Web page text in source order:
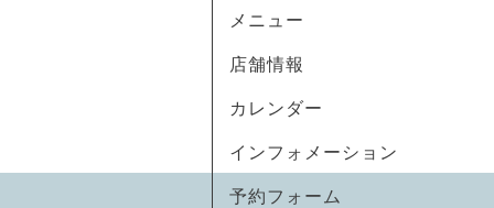
メニュー
店舗情報
カレンダー
インフォメーション
予約フォーム